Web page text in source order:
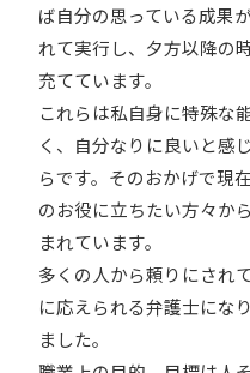
ば自分の思っている成果
れて実行し、夕方以降の
充てています。
これらは私自身に特殊な
く、自分なりに良いと感
らです。そのおかげで現
のお役に立ちたい方々か
まれています。
多くの人から頼りにされ
に応えられる弁護士にな
ました。